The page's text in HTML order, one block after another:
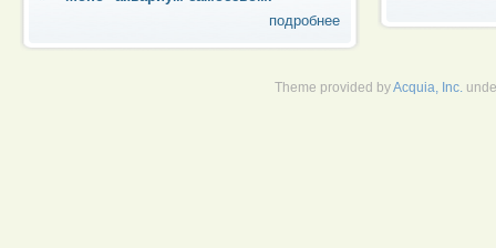
подробнее
Theme provided byAcquia, Inc.